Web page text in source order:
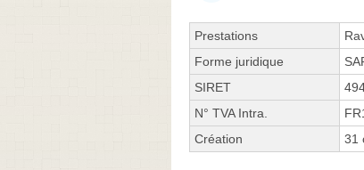
Prestations
Forme juridique
SIRET
N° TVA Intra.
Création
31